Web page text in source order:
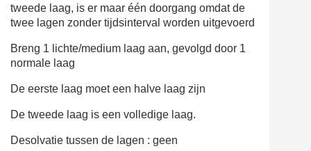
tweede laag, is er maar één doorgang omdat de
twee lagen zonder tijdsinterval worden uitgevoerd
Breng 1 lichte/medium laag aan, gevolgd door 1
normale laag
De eerste laag moet een halve laag zijn
De tweede laag is een volledige laag.
Desolvatie tussen de lagen : geen